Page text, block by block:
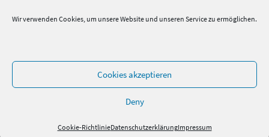
Wir verwenden Cookies, um unsere Website und unseren Service zu ermöglichen.
Cookies akzeptieren
Deny
Cookie-RichtlinieDatenschutzerklärungImpressum
Impressum